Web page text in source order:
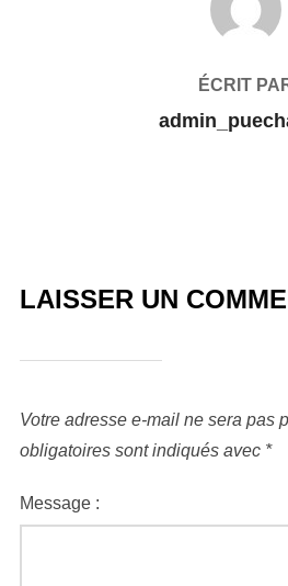
ÉCRIT
LAISSER UN
Votre adresse e-mail ne sera pas
obligatoires sont indiqués avec *
Message :